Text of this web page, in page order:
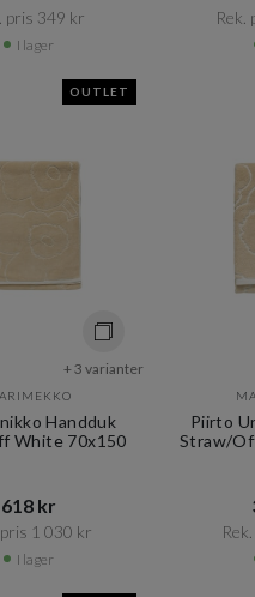
pris 349 kr​​
I lager
Rek.
OUTLET
+ 3 varianter
Handduk
White 70x150
618 kr​​
pris 1 030 kr​​
I lager
Piirto
Straw/